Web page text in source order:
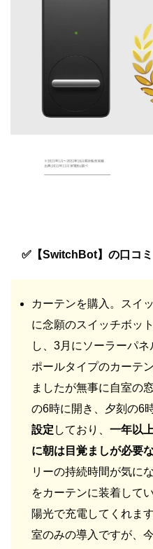
✅【SwitchBot】の口コ
カーテンを購入。スイ
に念願のスイッチボッ
し、3月にソーラーパネ
ポールタイプのカーテ
ましたが無事に自室の
の6時に開き、夕刻の6
設定 しており、 一年以
に朝は目覚ましが必要
リーの持続時間が気に
をカーテンに装着して
陽光で充電してくれま
室のみの導入ですが、